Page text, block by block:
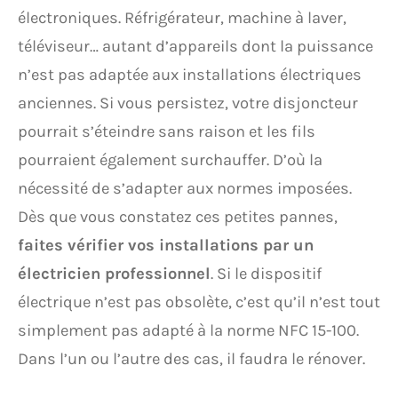
électroniques. Réfrigérateur, machine à laver,
téléviseur… autant d’appareils dont la puissance
n’est pas adaptée aux installations électriques
anciennes. Si vous persistez, votre disjoncteur
pourrait s’éteindre sans raison et les fils
pourraient également surchauffer. D’où la
nécessité de s’adapter aux normes imposées.
Dès que vous constatez ces petites pannes,
faites vérifier vos installations par un
électricien professionnel. Si le dispositif
électrique n’est pas obsolète, c’est qu’il n’est tout
simplement pas adapté à la norme NFC 15-100.
Dans l’un ou l’autre des cas, il faudra le rénover.